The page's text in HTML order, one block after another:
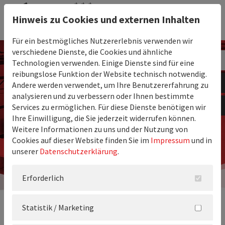
Hinweis zu Cookies und externen Inhalten
Für ein bestmögliches Nutzererlebnis verwenden wir
verschiedene Dienste, die Cookies und ähnliche
Technologien verwenden. Einige Dienste sind für eine
reibungslose Funktion der Website technisch notwendig.
Andere werden verwendet, um Ihre Benutzererfahrung zu
analysieren und zu verbessern oder Ihnen bestimmte
Services zu ermöglichen. Für diese Dienste benötigen wir
Ihre Einwilligung, die Sie jederzeit widerrufen können.
Weitere Informationen zu uns und der Nutzung von
Cookies auf dieser Website finden Sie im Impressum und in
unserer Datenschutzerklärung.
Erforderlich
Statistik / Marketing